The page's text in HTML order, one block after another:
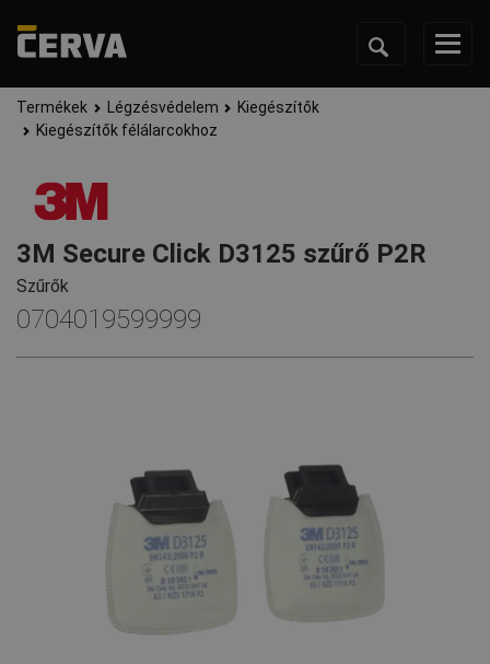
Termékek Légzésvédelem
Kiegészítők
Kiegészítők félálarcokhoz
3M Secure Click D3125 szűrő P2R
Szűrők
0704019599999